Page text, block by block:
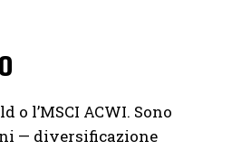
l’MSCI ACWI. Sono
— diversificazione